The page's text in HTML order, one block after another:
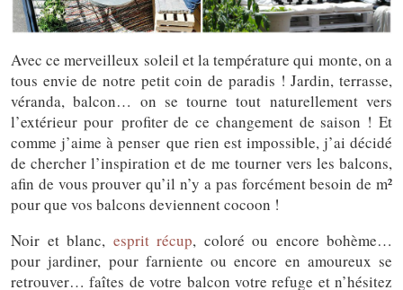
Avec ce merveilleux soleil et la température qui monte, on a
tous envie de notre petit coin de paradis ! Jardin, terrasse,
véranda, balcon… on se tourne tout naturellement vers
l’extérieur pour profiter de ce changement de saison ! Et
comme j’aime à penser que rien est impossible, j’ai décidé
de chercher l’inspiration et de me tourner vers les balcons,
afin de vous prouver qu’il n’y a pas forcément besoin de m²
pour que vos balcons deviennent cocoon !
Noir et blanc, esprit récup, coloré ou encore bohème…
pour jardiner, pour farniente ou encore en amoureux se
retrouver… faîtes de votre balcon votre refuge et n’hésitez